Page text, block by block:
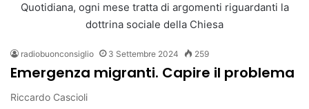
Quotidiana, ogni mese tratta di argomenti riguardanti la
dottrina sociale della Chiesa
radiobuonconsiglio 3 Settembre 2024 259
Emergenza migranti. Capire il problema
Riccardo Cascioli